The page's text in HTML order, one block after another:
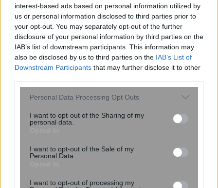
interest-based ads based on personal information utilized by
us or personal information disclosed to third parties prior to
your opt-out. You may separately opt-out of the further
disclosure of your personal information by third parties on the
IAB’s list of downstream participants. This information may
also be disclosed by us to third parties on the IAB’s List of
Downstream Participants that may further disclose it to other
Please note that this website/app uses one or more Google
not limited to your visit or usage behaviour. You may click to
grant or deny consent to Google and its third-party tags to
consent section.
Personal Data Processing Opt Outs
I want to opt-out of the Sharing of my
personal data.
I want to opt-out of the Sale of my
Personal Data.
I want to opt-out of processing my
επένδυση στην υγεία του παιδιού – Τα